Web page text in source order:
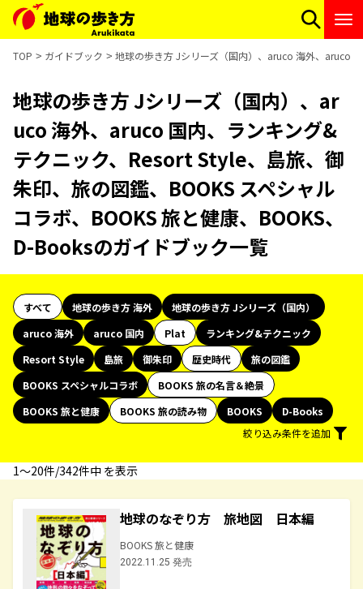
TOP ガイドブック 地球の歩き方 Jシリーズ（国内）、aruco 海外、aruco
地球の歩き方 Jシリーズ（国内）、ar
uco 海外、aruco 国内、ランキング&
テクニック、Resort Style、島旅、御
朱印、旅の図鑑、BOOKS スペシャル
コラボ、BOOKS 旅と健康、BOOKS、
D-Booksのガイドブック一覧
すべて 地球の歩き方 海外
地球の歩き方 Jシリーズ（国内）
aruco 海外
aruco 国内 Plat
ランキング&テクニック
Resort Style
島旅 御朱印 歴史時代
旅の図鑑
BOOKS スペシャルコラボ
BOOKS 旅の名言＆絶景
BOOKS 旅と健康
BOOKS 旅の読み物 BOOKS
D-Books
絞り込み条件を追加
1〜20件/342件中 を表示
地球のなぞり方 旅地図 日本編
BOOKS 旅と健康
2022.11.25 発売